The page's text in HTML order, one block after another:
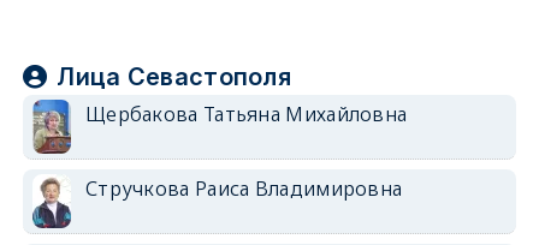
Лица Севастополя
Щербакова Татьяна Михайловна
Стручкова Раиса Владимировна